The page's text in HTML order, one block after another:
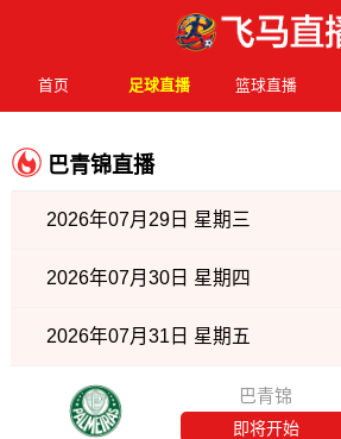
首页 足球直播 篮球直播
巴青锦直播
2026年07月29日 星期三
2026年07月30日 星期四
2026年07月31日 星期五
巴青锦
即将开始